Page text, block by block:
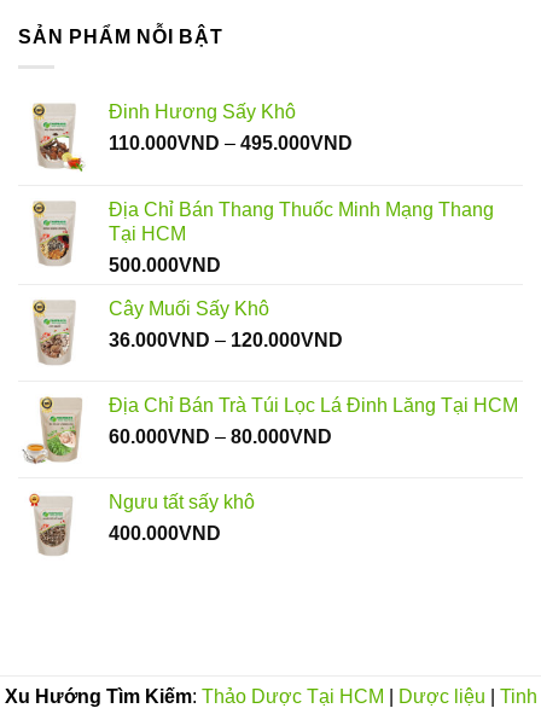
SẢN PHẨM NỖI BẬT
Đinh Hương Sấy Khô
110.000VND – 495.000VND
110.000VND
Địa Chỉ Bán Thang Thuốc Minh Mạng Thang
Tại HCM
500.000VND
Cây Muối Sấy Khô
36.000VND – 120.000VND
36.000VND
Địa Chỉ Bán Trà Túi Lọc Lá Đinh Lăng Tại HCM
60.000VND – 80.000VND
Ngưu tất sấy khô
400.000VND
Xu Hướng Tìm Kiếm: Thảo Dược Tại HCM Dược liệu
Tinh